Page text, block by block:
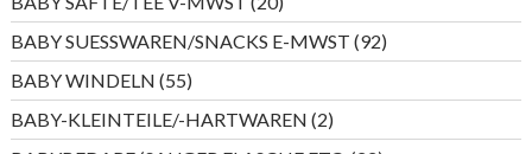
Produkte
BABY SUESSWAREN/SNACKS E-MWST 9292
Produkte
BABY WINDELN 5555
Produkte
BABY-KLEINTEILE/-HARTWAREN 22
Produkte